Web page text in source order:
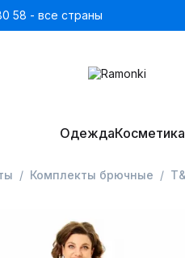
58 - все страны
ОдеждаКосметика
Комплекты брючные